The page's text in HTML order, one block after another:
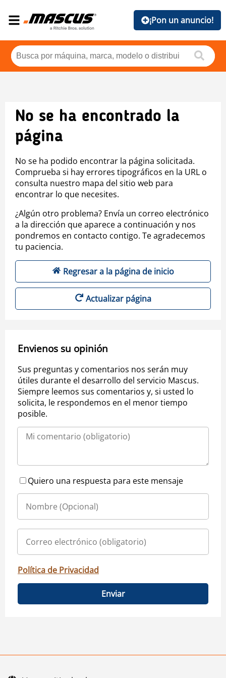
¡Pon un anuncio!
No se ha encontrado la
página
No se ha podido encontrar la página solicitada.
Comprueba si hay errores tipográficos en la URL o
consulta nuestro mapa del sitio web para
encontrar lo que necesites.
¿Algún otro problema? Envía un correo electrónico
a la dirección que aparece a continuación y nos
pondremos en contacto contigo. Te agradecemos
tu paciencia.
Regresar a la página de inicio
Actualizar página
Envienos su opinión
Sus preguntas y comentarios nos serán muy
útiles durante el desarrollo del servicio Mascus.
Siempre leemos sus comentarios y, si usted lo
solicita, le respondemos en el menor tiempo
posible.
Quiero una respuesta para este mensaje
Política de Privacidad
Enviar